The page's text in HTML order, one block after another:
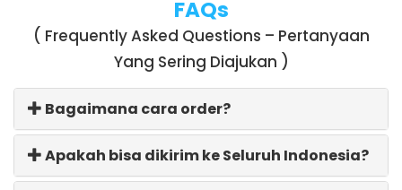
FAQs
( Frequently Asked Questions – Pertanyaan
Yang Sering Diajukan )
Bagaimana cara order?
Apakah bisa dikirim ke Seluruh Indonesia?